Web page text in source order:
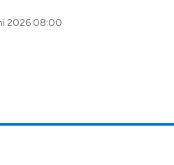
2026 08:00